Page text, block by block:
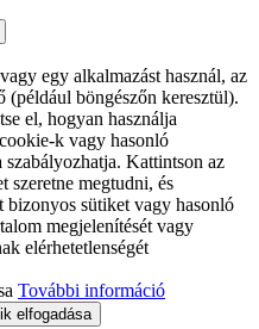
egy alkalmazást használ, az
böngészőn keresztül).
el, hogyan használja
k vagy hasonló
szabályozhatja. Kattintson az
szeretne megtudni, és
bizonyos sütiket vagy hasonló
megjelenítését vagy
elérhetetlenségét
További információ
elfogadása